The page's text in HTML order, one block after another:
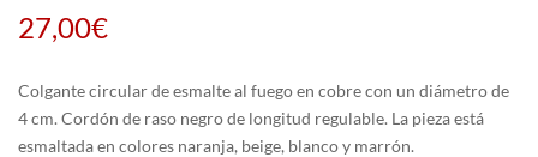
27,00€
Colgante circular de esmalte al fuego en cobre con un diámetro de
4 cm. Cordón de raso negro de longitud regulable. La pieza está
esmaltada en colores naranja, beige, blanco y marrón.